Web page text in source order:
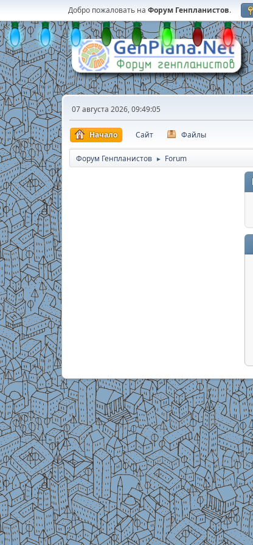
Добро пожаловать на Форум Генпланистов.
07 августа 2026, 09:49:05
Начало Сайт Файлы
Форум Генпланистов ► Forum